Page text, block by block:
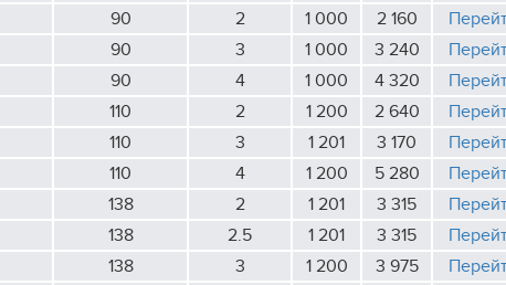
90 2 1 000 2 160
90 3 1 000 3 240
90 4 1 000 4 320
110 2 1 200 2 640
110 3 1 201 3 170
110 4 1 200 5 280
138 2 1 201 3 315
138 2.5 1 201 3 315
138 3 1 200 3 975